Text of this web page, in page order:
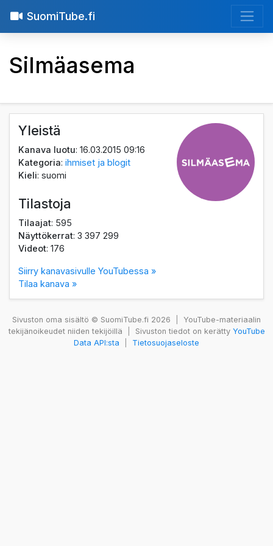
SuomiTube.fi
Silmäasema
Yleistä
Kanava luotu: 16.03.2015 09:16
Kategoria:ihmiset ja blogit
Kieli: suomi
Tilastoja
Tilaajat: 595
Näyttökerrat: 3 397 299
Videot: 176
Siirry kanavasivulle YouTubessa »
Tilaa kanava »
Sivuston oma sisältö © SuomiTube.fi 2026
YouTube-materiaalin
tekijänoikeudet niiden tekijöillä
Sivuston tiedot on kerätty YouTube
Data API:sta
Tietosuojaseloste